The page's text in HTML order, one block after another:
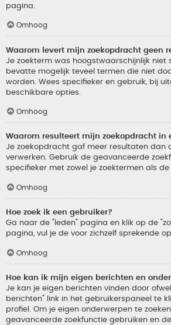
pagina.
Omhoog
Waarom levert mijn zoekopdracht geen
Je zoekterm was hoogstwaarschijnlijk niet
bevatte mogelijk teveel termen die niet
worden. Wees specifieker en gebruik, bij
beschikbare opties.
Omhoog
Waarom resulteert mijn zoekopdracht in
Je zoekopdracht gaf meer resultaten dan
verwerken. Gebruik de geavanceerde
specifieker met zowel je zoektermen als
Omhoog
Hoe zoek ik een gebruiker?
Ga naar de "leden" pagina en klik op de
pagina, vul je de voor zichzelf sprekende
Omhoog
Hoe kan ik mijn eigen berichten en
Je kan je eigen berichten vinden door
berichten" link in het gebruikerspaneel te
profiel. Om je eigen onderwerpen te
geavanceerde zoekfunctie gebruiken en